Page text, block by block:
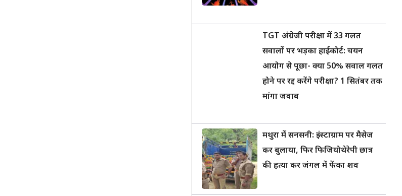
TGT अंग्रेजी परीक्षा में 33 गलत
सवालों पर भड़का हाईकोर्ट: चयन
आयोग से पूछा- क्या 50% सवाल गलत
होने पर रद्द करेंगे परीक्षा? 1 सितंबर तक
मांगा जवाब
मथुरा में सनसनी: इंस्टाग्राम पर मैसेज
कर बुलाया, फिर फिजियोथेरेपी छात्र
की हत्या कर जंगल में फेंका शव